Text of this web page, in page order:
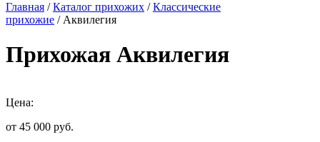
Главная /Каталог прихожих /Классические
прихожие / Аквилегия
Прихожая Аквилегия
Цена:
от 45 000 руб.